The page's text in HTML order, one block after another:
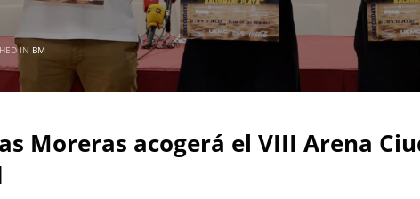
IN BM
Moreras acogerá el VIII Arena